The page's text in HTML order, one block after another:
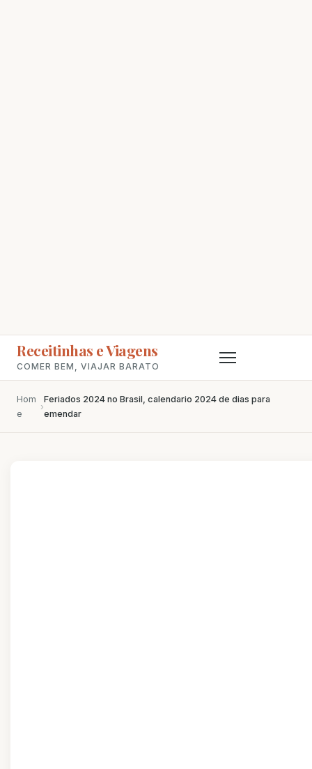
Receitinhas e Viagens
COMER BEM, VIAJAR BARATO
Hom
e
›
Feriados 2024 no Brasil, calendario 2024 de dias para
emendar